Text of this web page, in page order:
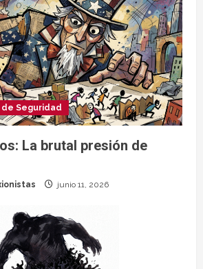
de Seguridad
La brutal presión de
junio 11, 2026